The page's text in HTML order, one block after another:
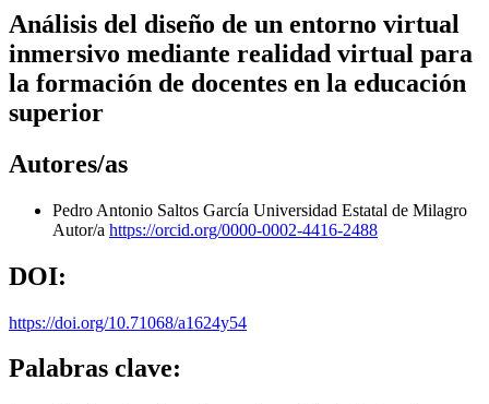
Análisis del diseño de un entorno virtual
inmersivo mediante realidad virtual para
la formación de docentes en la educación
superior
Autores/as
Pedro Antonio Saltos García Universidad Estatal de Milagro
Autor/a https://orcid.org/0000-0002-4416-2488
DOI:
https://doi.org/10.71068/a1624y54
Palabras clave: